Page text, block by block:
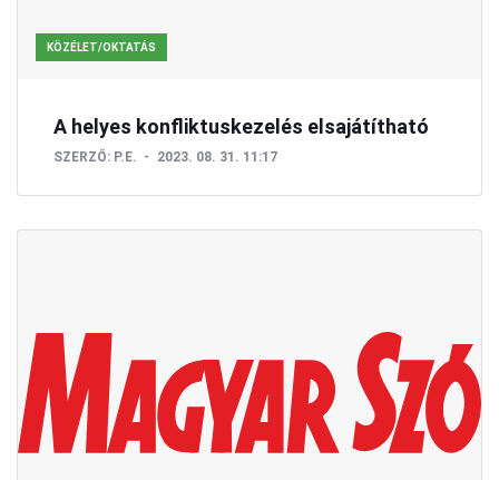
KÖZÉLET/OKTATÁS
A helyes konfliktuskezelés elsajátítható
SZERZŐ: P.E. 2023. 08. 31. 11:17